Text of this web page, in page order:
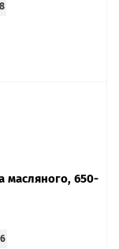
масляного, 650-